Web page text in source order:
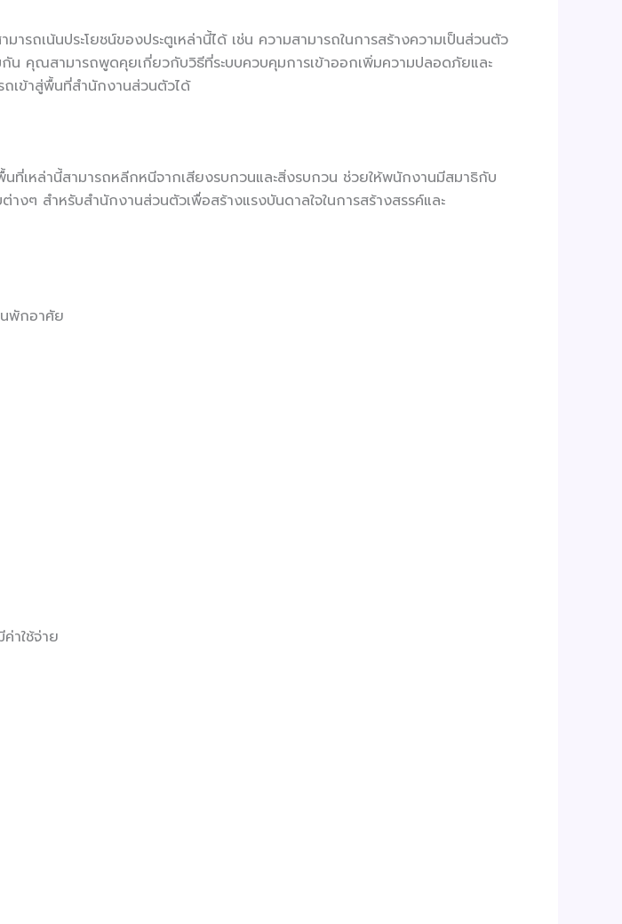
ถเน้นประโยชน์ของประตูเหล่านี้ได้ เช่น ความสามารถในการสร้างความเป็นส่วนตัว
น คุณสามารถพูดคุยเกี่ยวกับวิธีที่ระบบควบคุมการเข้าออกเพิ่มความปลอดภัยและ
เข้าสู่พื้นที่สำนักงานส่วนตัวได้
เหล่านี้สามารถหลีกหนีจากเสียงรบกวนและสิ่งรบกวน ช่วยให้พนักงานมีสมาธิกับ
ๆ สำหรับสำนักงานส่วนตัวเพื่อสร้างแรงบันดาลใจในการสร้างสรรค์และ
พักอาศัย
าใช้จ่าย